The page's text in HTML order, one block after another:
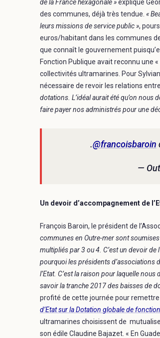
de la France hexagonale »explique
des communes, déjà très tendue. «
leurs missions de service public »,
euros/habitant dans les communes
que connaît le gouvernement
Fonction Publique avait reconnu une
collectivités ultramarines. Pour
nécessaire de revoir les relations
dotations. L’idéal aurait été qu’on
faire payer nos administrés pour une
.@francoisbaroin
—
Un devoir d’accompagnement de
François Baroin, le président de
communes en Outre-mer sont
multipliés par 3 ou 4. C’est un devoir de
pourquoi les présidents d’associations
l’Etat. C’est la raison pour laquelle
savoir la tranche 2017 des baisses de
profité de cette journée pour
d’Etat sur la Dotation globale de
ultramarines choisissent de
son édile Claudine Bajazet. « En